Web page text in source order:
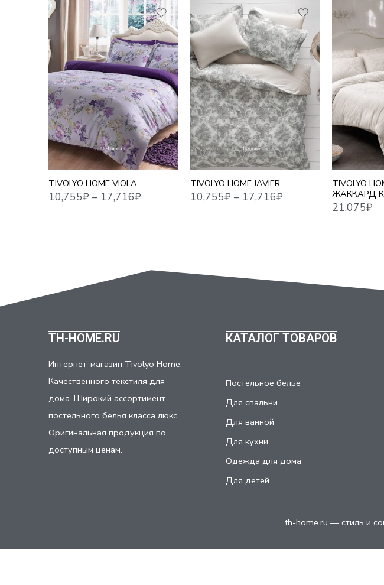
TIVOLYO HOME VIOLA
10,755₽–17,716₽
1,5 СПАЛЬНЫЙ
ЕВРО
ЕВРО MAXI
СЕМЕЙНЫЙ
TIVOLYO HOME JAVIER
10,755₽–17,716₽
1,5 СПАЛЬНЫЙ
ЕВРО СТАНДАРТ
ЕВРО MAXI
СЕМЕЙНЫЙ
TIVOLYO
ЖАККАРД
21,075₽
TH-HOME.RU
Интернет-магазин Tivolyo Home.
Качественного текстиля для
дома. Широкий ассортимент
постельного белья класса люкс.
Оригинальная продукция по
доступным ценам.
КАТАЛОГ ТОВАРОВ
Постельное белье
Для спальни
Для ванной
Для кухни
Одежда для дома
Для детей
th-home.ru — стиль и